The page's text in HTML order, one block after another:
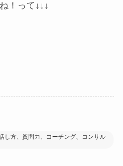
！って↓↓↓
し方、質問力、コーチング、コンサル